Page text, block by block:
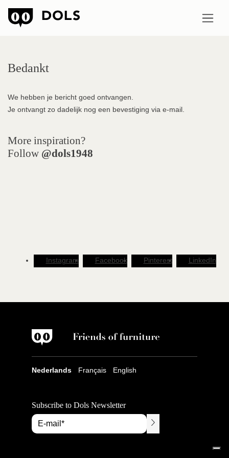
Bedankt
We hebben je bericht goed ontvangen.
Je ontvangt zo dadelijk nog een bevestiging via e-mail.
More inspiration?
Follow @dols1948
Instagram Facebook Pinterest LinkedIn
Nederlands Français English
Subscribe to Dols Newsletter